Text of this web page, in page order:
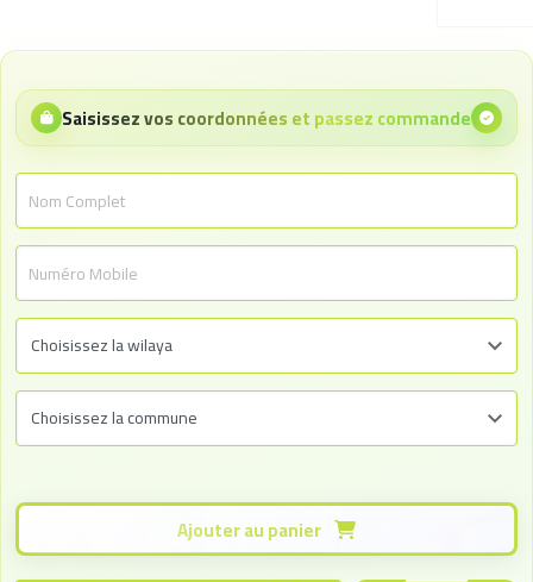
Saisissez vos coordonnées et passez commande